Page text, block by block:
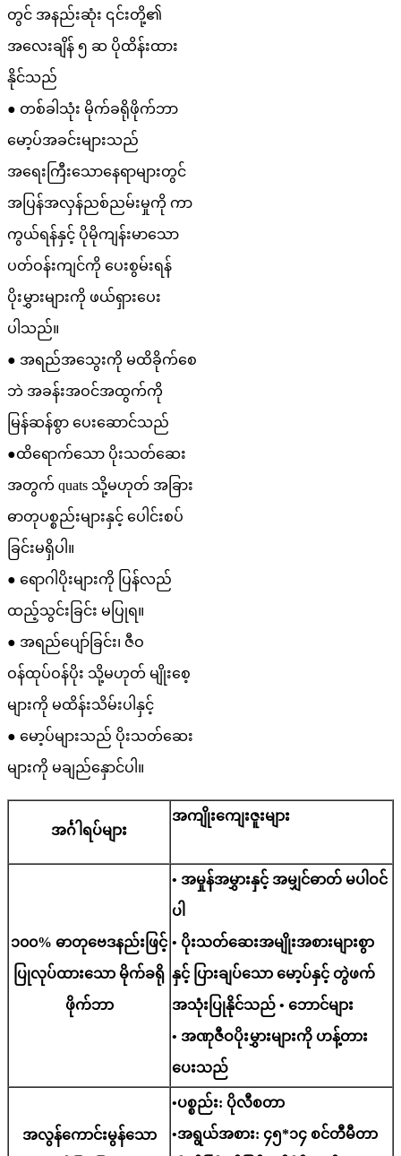
တွင် အနည်းဆုံး ၎င်းတို့၏
အလေးချိန် ၅ ဆ ပိုထိန်းထား
နိုင်သည်
● တစ်ခါသုံး မိုက်ခရိုဖိုက်ဘာ
မော့ပ်အခင်းများသည်
အရေးကြီးသောနေရာများတွင်
အပြန်အလှန်ညစ်ညမ်းမှုကို ကာ
ကွယ်ရန်နှင့် ပိုမိုကျန်းမာသော
ပတ်ဝန်းကျင်ကို ပေးစွမ်းရန်
ပိုးမွှားများကို ဖယ်ရှားပေး
ပါသည်။
● အရည်အသွေးကို မထိခိုက်စေ
ဘဲ အခန်းအဝင်အထွက်ကို
မြန်ဆန်စွာ ပေးဆောင်သည်
●ထိရောက်သော ပိုးသတ်ဆေး
အတွက် quats သို့မဟုတ် အခြား
ဓာတုပစ္စည်းများနှင့် ပေါင်းစပ်
ခြင်းမရှိပါ။
● ရောဂါပိုးများကို ပြန်လည်
ထည့်သွင်းခြင်း မပြုရ။
● အရည်ပျော်ခြင်း၊ ဇီဝ
ဝန်ထုပ်ဝန်ပိုး သို့မဟုတ် မျိုးစေ့
များကို မထိန်းသိမ်းပါနှင့်
● မော့ပ်များသည် ပိုးသတ်ဆေး
များကို မချည်နှောင်ပါ။
အင်္ဂါရပ်များ
အကျိုးကျေးဇူးများ
၁၀၀% ဓာတုဗေဒနည်းဖြင့်
ပြုလုပ်ထားသော မိုက်ခရို
ဖိုက်ဘာ
• အမှုန်အမွှားနှင့် အမျှင်ဓာတ် မပါဝင်
ပါ
• ပိုးသတ်ဆေးအမျိုးအစားများစွာ
နှင့် ပြားချပ်သော မော့ပ်နှင့် တွဲဖက်
အသုံးပြုနိုင်သည် • ဘောင်များ
• အဏုဇီဝပိုးမွှားများကို ဟန့်တား
ပေးသည်
အလွန်ကောင်းမွန်သော
•ပစ္စည်း: ပိုလီစတာ
•အရွယ်အစား: ၄၅*၁၄ စင်တီမီတာ